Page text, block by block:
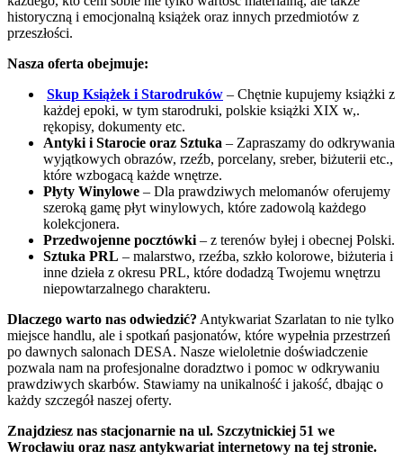
historyczną i emocjonalną książek oraz innych przedmiotów z
przeszłości.
Nasza oferta obejmuje:
Skup Książek i Starodruków – Chętnie kupujemy książki z
każdej epoki, w tym starodruki, polskie książki XIX w,.
rękopisy, dokumenty etc.
Antyki i Starocie oraz Sztuka – Zapraszamy do odkrywania
wyjątkowych obrazów, rzeźb, porcelany, sreber, biżuterii etc.,
które wzbogacą każde wnętrze.
Płyty Winylowe – Dla prawdziwych melomanów oferujemy
szeroką gamę płyt winylowych, które zadowolą każdego
kolekcjonera.
Przedwojenne pocztówki– z terenów byłej i obecnej Polski.
Sztuka PRL – malarstwo, rzeźba, szkło kolorowe, biżuteria i
inne dzieła z okresu PRL, które dodadzą Twojemu wnętrzu
niepowtarzalnego charakteru.
Dlaczego warto nas odwiedzić? Antykwariat Szarlatan to nie tylko
miejsce handlu, ale i spotkań pasjonatów, które wypełnia przestrzeń
po dawnych salonach DESA. Nasze wieloletnie doświadczenie
pozwala nam na profesjonalne doradztwo i pomoc w odkrywaniu
prawdziwych skarbów. Stawiamy na unikalność i jakość, dbając o
każdy szczegół naszej oferty.
Znajdziesz nas stacjonarnie na ul. Szczytnickiej 51 we
Wrocławiu oraz nasz antykwariat internetowy na tej stronie.